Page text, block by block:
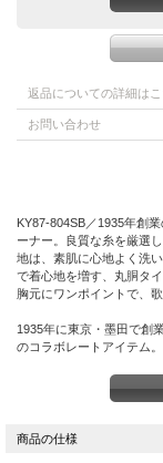
返品についての詳細はこ
お問い合わせ
KY87-804SB／1935年創
ーナー。良質な糸を厳選
地は、素肌に心地よく洗
で着心地を増す、丸胴タ
胸元にワンポイントで、
1935年に東京・墨田で創
のコラボレートアイテム。
ドインジャパン」のもの
ての工程に熟練した日本
今回のスウェットは、30